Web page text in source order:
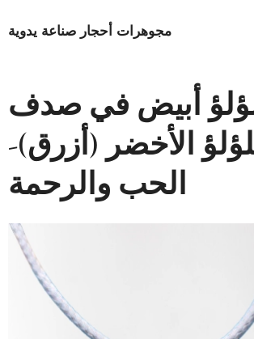
مجوهرات أحجار صناعة يدوية
لؤلؤ أبيض في صدف
الأخضر (أزرق)-
الحب والرحمة